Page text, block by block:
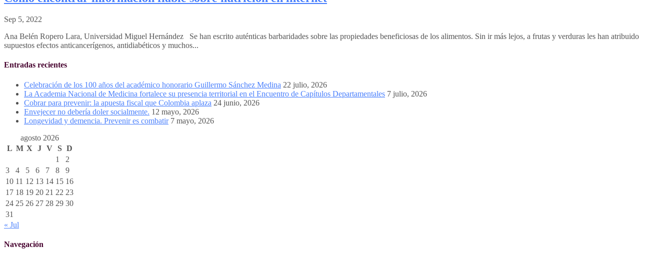
Sep 5, 2022
Ana Belén Ropero Lara, Universidad Miguel Hernández Se han escrito auténticas barbaridades sobre las propiedades beneficiosas de los alimentos. Sin ir más lejos, a frutas y verduras les han atribuido
supuestos efectos anticancerígenos, antidiabéticos y muchos...
Entradas recientes
Celebración de los 100 años del académico honorario Guillermo Sánchez Medina 22 julio, 2026
La Academia Nacional de Medicina fortalece su presencia territorial en el Encuentro de Capítulos Departamentales 7 julio, 2026
Cobrar para prevenir: la apuesta fiscal que Colombia aplaza 24 junio, 2026
Envejecer no debería doler socialmente. 12 mayo, 2026
Longevidad y demencia. Prevenir es combatir 7 mayo, 2026
agosto 2026
L M X J V S D
1
2
3
4 5 6 7 8
9
10 11 12 13 14 15 16
17 18 19 20 21 22 23
24 25 26 27 28 29 30
31
« Jul
Navegación